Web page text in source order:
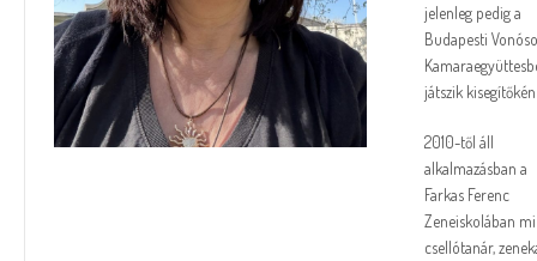
jelenleg pedig a
Budapesti
játszik
2010-től áll
alkalmazásban a
Farkas Ferenc
Zeneiskolában
csellótanár,